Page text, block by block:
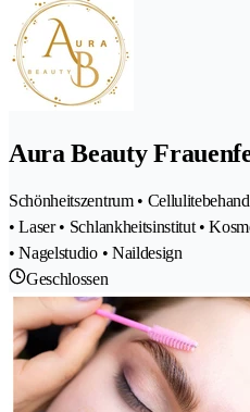
Aura Beauty
Schönheitszentrum •
• Laser • Schlankheitsinstitut •
• Nagelstudio • Naildesign
Geschlossen